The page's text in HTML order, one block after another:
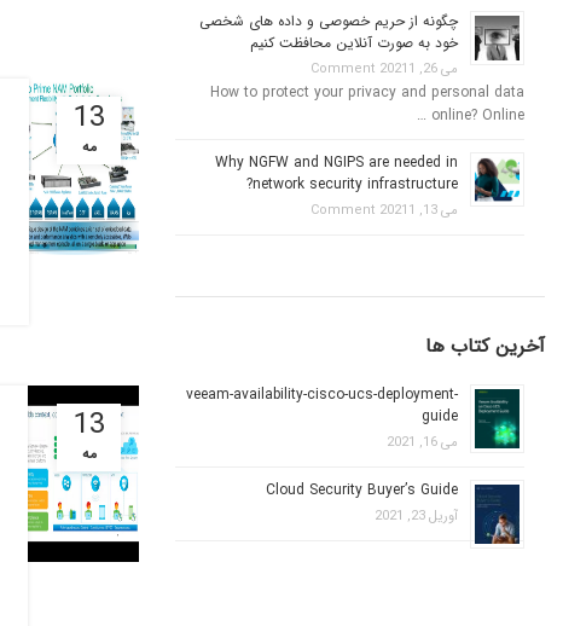
13
مه
13
مه
چگونه از حریم خصوصی و داده های شخصی
خود به صورت آنلاین محافظت کنیم
می 26, 2021 1 Comment
How to protect your privacy and personal data
online? Online …
Why NGFW and NGIPS are needed in
network security infrastructure?
می 13, 2021 1 Comment
آخرین کتاب ها
veeam-availability-cisco-ucs-deployment-
guide
می 16, 2021
Cloud Security Buyer’s Guide
آوریل 23, 2021